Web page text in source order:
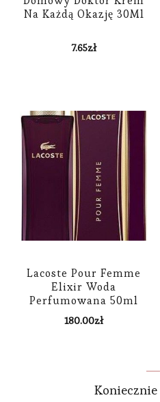
Na Każdą Okazję 30Ml
7.65zł
Lacoste Pour Femme
Elixir Woda
Perfumowana 50ml
180.00zł